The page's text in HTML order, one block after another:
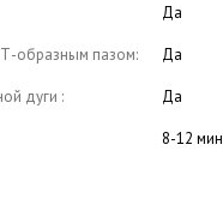
Да
образным пазом: Да
дуги : Да
8-12 мин